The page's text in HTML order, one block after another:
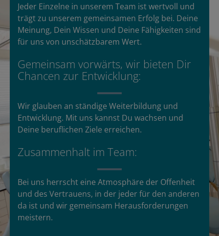
Jeder Einzelne in unserem Team ist wertvoll und
trägt zu unserem gemeinsamen Erfolg bei. Deine
Meinung, Dein Wissen und Deine Fähigkeiten sind
für uns von unschätzbarem Wert.
Gemeinsam vorwärts, wir bieten Dir
Chancen zur Entwicklung:
Wir glauben an ständige Weiterbildung und
Entwicklung. Mit uns kannst Du wachsen und
Deine beruflichen Ziele erreichen.
Zusammenhalt im Team:
Bei uns herrscht eine Atmosphäre der Offenheit
und des Vertrauens, in der jeder für den anderen
da ist und wir gemeinsam Herausforderungen
meistern.